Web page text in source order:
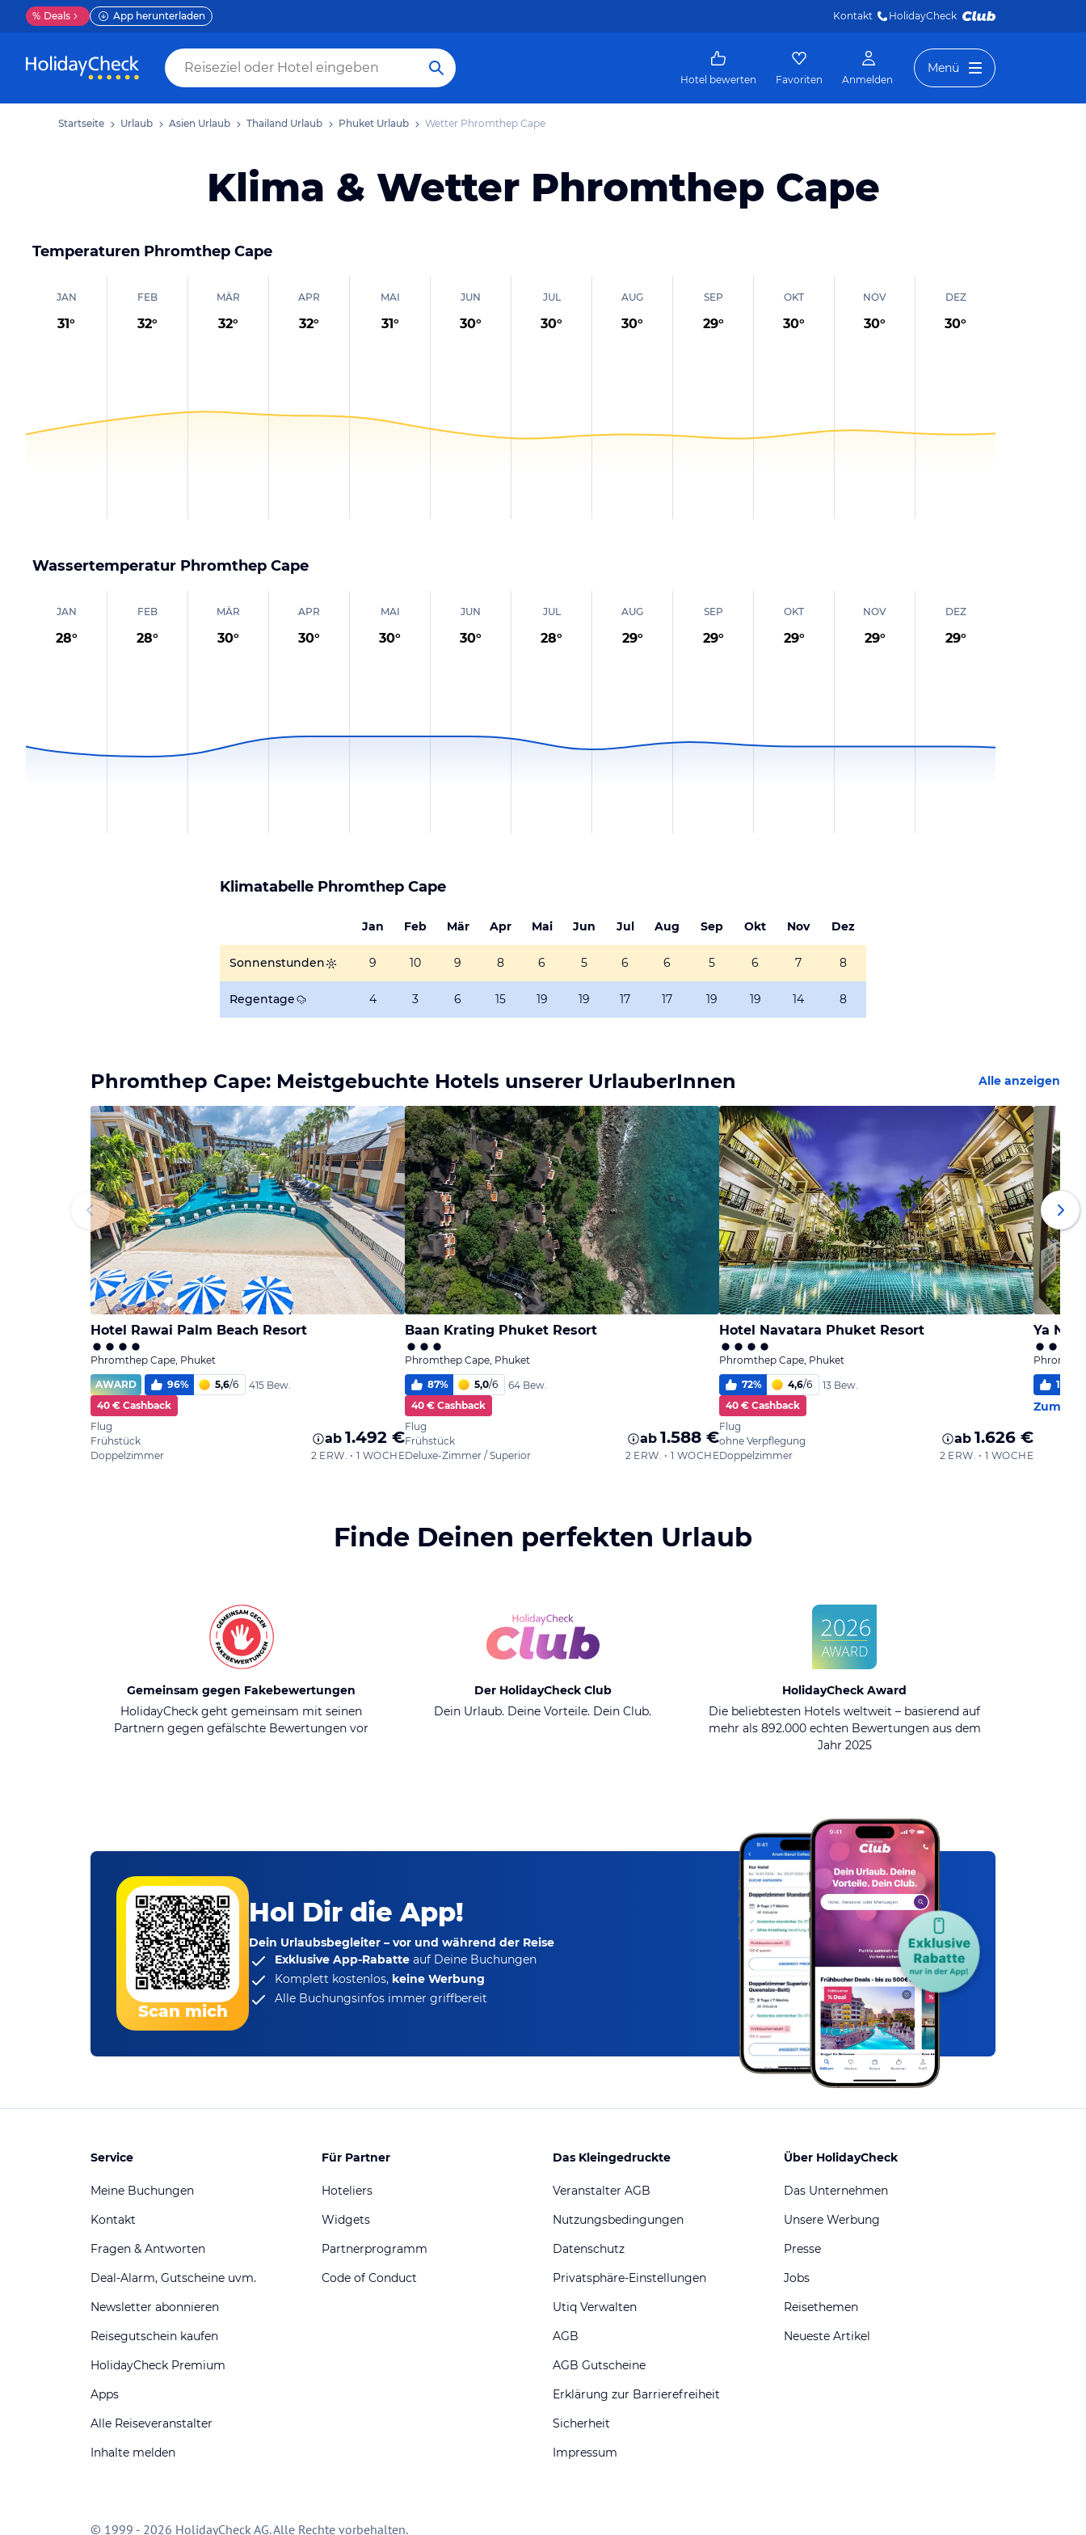
% Deals App herunterladen Kontakt HolidayCheck
Hotel bewerten Favoriten Anmelden
Menü
Startseite Urlaub Asien Urlaub Thailand Urlaub Phuket Urlaub Wetter Phromthep Cape
Klima & Wetter Phromthep Cape
Temperaturen Phromthep Cape
JAN
31°
FEB
32°
MÄR
32°
APR
32°
MAI
31°
JUN
30°
JUL
30°
AUG
30°
SEP
29°
OKT
30°
NOV
30°
DEZ
30°
Wassertemperatur Phromthep Cape
JAN
28°
FEB
28°
MÄR
30°
APR
30°
MAI
30°
JUN
30°
JUL
28°
AUG
29°
SEP
29°
OKT
29°
NOV
29°
DEZ
29°
Klimatabelle Phromthep Cape
Jan Feb Mär Apr Mai Jun Jul Aug Sep Okt Nov Dez
Sonnenstunden 9 10 9 8 6 5 6 6 5 6 7 8
Regentage 4 3 6 15 19 19 17 17 19 19 14 8
Phromthep Cape: Meistgebuchte Hotels unserer UrlauberInnen Alle anzeigen
Hotel Rawai Palm Beach Resort
Phromthep Cape, Phuket
AWARD
96% 5,6/6
415 Bew.
40 € Cashback
Flug
Frühstück
Doppelzimmer
ab 1.492 €
2 ERW. • 1 WOCHE
Baan Krating Phuket Resort
Phromthep Cape, Phuket
87% 5,0/6
64 Bew.
40 € Cashback
Flug
Frühstück
Deluxe-Zimmer / Superior
ab 1.588 €
2 ERW. • 1 WOCHE
Hotel Navatara Phuket Resort
Phromthep Cape, Phuket
72% 4,6/6
13 Bew.
40 € Cashback
Flug
ohne Verpflegung
Doppelzimmer
ab 1.626 €
2 ERW. • 1 WOCHE
Ya Nui
100
Zum
Finde Deinen perfekten Urlaub
Gemeinsam gegen Fakebewertungen
HolidayCheck geht gemeinsam mit seinen
Partnern gegen gefälschte Bewertungen vor
Der HolidayCheck Club
Dein Urlaub. Deine Vorteile. Dein Club.
HolidayCheck Award
Die beliebtesten Hotels weltweit – basierend auf
mehr als 892.000 echten Bewertungen aus dem
Jahr 2025
Scan mich
Hol Dir die App!
Dein Urlaubsbegleiter – vor und während der Reise
Exklusive App-Rabatte auf Deine Buchungen
Komplett kostenlos, keine Werbung
Alle Buchungsinfos immer griffbereit
Service
Meine Buchungen
Kontakt
Fragen & Antworten
Deal-Alarm, Gutscheine uvm.
Newsletter abonnieren
Reisegutschein kaufen
HolidayCheck Premium
Apps
Alle Reiseveranstalter
Inhalte melden
Für Partner
Hoteliers
Widgets
Partnerprogramm
Code of Conduct
Das Kleingedruckte
Veranstalter AGB
Nutzungsbedingungen
Datenschutz
Privatsphäre-Einstellungen
Utiq Verwalten
AGB
AGB Gutscheine
Erklärung zur Barrierefreiheit
Sicherheit
Impressum
Über HolidayCheck
Das Unternehmen
Unsere Werbung
Presse
Jobs
Reisethemen
Neueste Artikel
© 1999 - 2026 HolidayCheck AG. Alle Rechte vorbehalten.